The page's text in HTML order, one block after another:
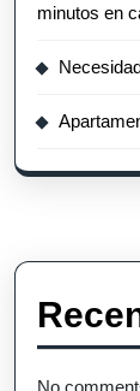
minutos en
No